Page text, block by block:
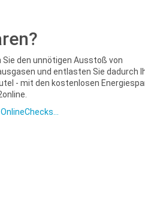
Sie den unnötigen Ausstoß von
und entlasten Sie dadurch
- mit den kostenlosen